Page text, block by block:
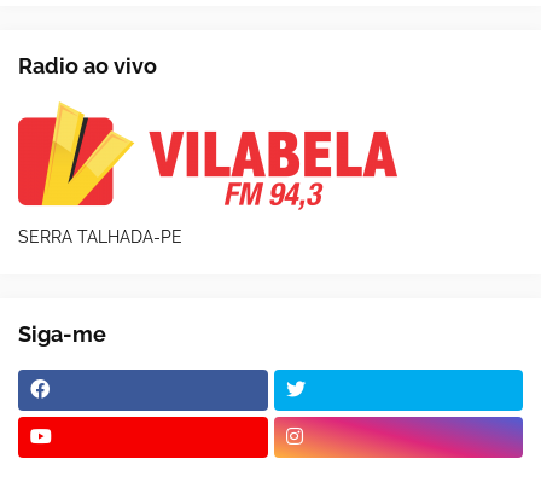
Radio ao vivo
SERRA TALHADA-PE
Siga-me